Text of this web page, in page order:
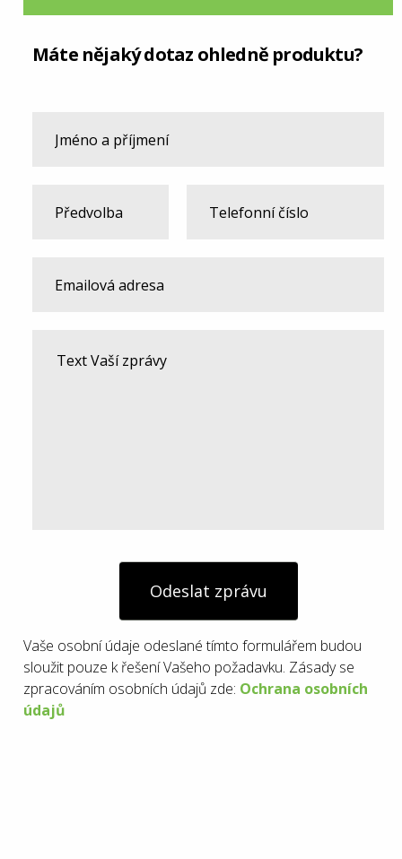
Máte nějaký dotaz ohledně produktu?
Odeslat zprávu
Vaše osobní údaje odeslané tímto formulářem budou
sloužit pouze k řešení Vašeho požadavku. Zásady se
zpracováním osobních údajů zde: Ochrana osobních
údajů